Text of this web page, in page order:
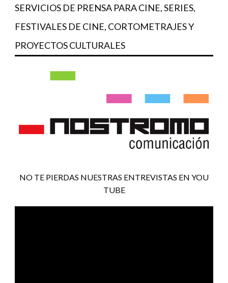
SERVICIOS DE PRENSA PARA CINE, SERIES,
FESTIVALES DE CINE, CORTOMETRAJES Y
PROYECTOS CULTURALES
NO TE PIERDAS NUESTRAS ENTREVISTAS EN YOU
TUBE